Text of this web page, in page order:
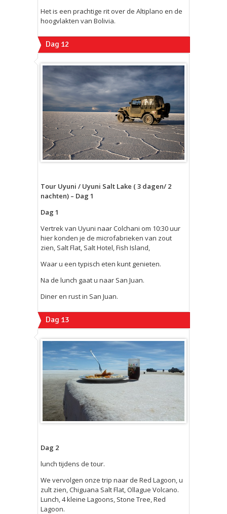
Het is een prachtige rit over de Altiplano en de
hoogvlakten van Bolivia.
Dag 12
Tour Uyuni / Uyuni Salt Lake ( 3 dagen/ 2
nachten) – Dag 1
Dag 1
Vertrek van Uyuni naar Colchani om 10:30 uur
hier konden je de microfabrieken van zout
zien, Salt Flat, Salt Hotel, Fish Island,
Waar u een typisch eten kunt genieten.
Na de lunch gaat u naar San Juan.
Diner en rust in San Juan.
Dag 13
Dag 2
lunch tijdens de tour.
We vervolgen onze trip naar de Red Lagoon, u
zult zien, Chiguana Salt Flat, Ollague Volcano.
Lunch, 4 kleine Lagoons, Stone Tree, Red
Lagoon.